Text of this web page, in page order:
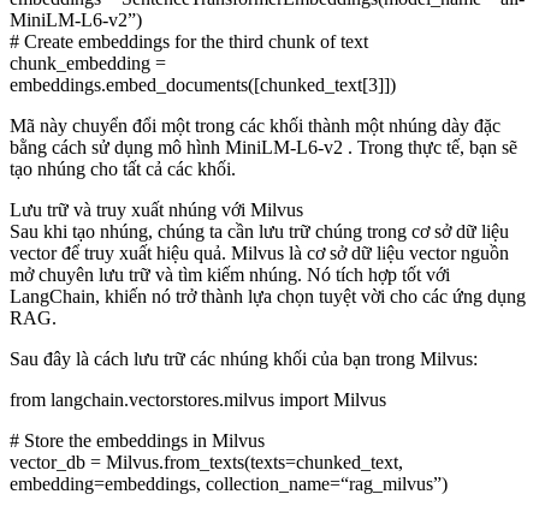
MiniLM-L6-v2”)
# Create embeddings for the third chunk of text
chunk_embedding =
embeddings.embed_documents([chunked_text[3]])
Mã này chuyển đổi một trong các khối thành một nhúng dày đặc
bằng cách sử dụng mô hình MiniLM-L6-v2 . Trong thực tế, bạn sẽ
tạo nhúng cho tất cả các khối.
Lưu trữ và truy xuất nhúng với Milvus
Sau khi tạo nhúng, chúng ta cần lưu trữ chúng trong cơ sở dữ liệu
vector để truy xuất hiệu quả. Milvus là cơ sở dữ liệu vector nguồn
mở chuyên lưu trữ và tìm kiếm nhúng. Nó tích hợp tốt với
LangChain, khiến nó trở thành lựa chọn tuyệt vời cho các ứng dụng
RAG.
Sau đây là cách lưu trữ các nhúng khối của bạn trong Milvus:
from langchain.vectorstores.milvus import Milvus
# Store the embeddings in Milvus
vector_db = Milvus.from_texts(texts=chunked_text,
embedding=embeddings, collection_name=“rag_milvus”)